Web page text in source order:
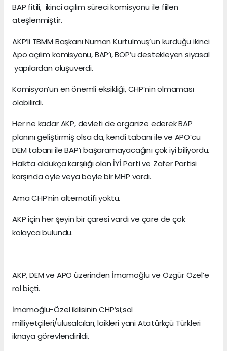
BAP fitili, ikinci açılım süreci komisyonu ile fiilen
ateşlenmiştir.
AKP’li TBMM Başkanı Numan Kurtulmuş’un kurduğu ikinci
Apo açılım komisyonu, BAP’ı, BOP’u destekleyen siyasal
yapılardan oluşuverdi.
Komisyon’un en önemli eksikliği, CHP’nin olmaması
olabilirdi.
Her ne kadar AKP, devleti de organize ederek BAP
planını geliştirmiş olsa da, kendi tabanı ile ve APO’cu
DEM tabanı ile BAP’ı başaramayacağını çok iyi biliyordu.
Halkta oldukça karşılığı olan İYİ Parti ve Zafer Partisi
karşında öyle veya böyle bir MHP vardı.
Ama CHP’nin alternatifi yoktu.
AKP için her şeyin bir çaresi vardı ve çare de çok
kolayca bulundu.
AKP, DEM ve APO üzerinden İmamoğlu ve Özgür Özel’e
rol biçti.
İmamoğlu-Özel ikilisinin CHP’si;sol
milliyetçileri/ulusalcıları, laikleri yani Atatürkçü Türkleri
iknaya görevlendirildi.